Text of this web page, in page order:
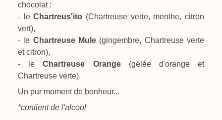
chocolat :
- leChartreus'ito (Chartreuse verte, menthe, citron
vert),
- le Chartreuse Mule (gingembre, Chartreuse verte
et citron),
- leChartreuse Orange(gelée d'orange et
Chartreuse verte).
Un pur moment de bonheur...
*contient de l'alcool